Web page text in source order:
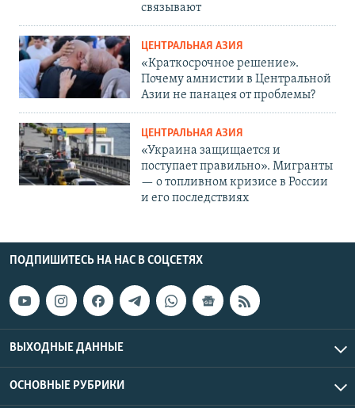
связывают
ЦЕНТРАЛЬНАЯ АЗИЯ
«Краткосрочное решение».
Почему амнистии в Центральной
Азии не панацея от проблемы?
ЦЕНТРАЛЬНАЯ АЗИЯ
«Украина защищается и
поступает правильно». Мигранты
— о топливном кризисе в России
и его последствиях
ПОДПИШИТЕСЬ НА НАС В СОЦСЕТЯХ
ВЫХОДНЫЕ ДАННЫЕ
ОСНОВНЫЕ РУБРИКИ